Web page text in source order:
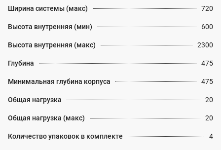
Ширина системы (макс) 720
Высота внутренняя (мин) 600
Высота внутренняя (макс) 2300
Глубина 475
Минимальная глубина корпуса 475
Общая нагрузка 20
Общая нагрузка (макс) 20
Количество упаковок в комплекте 4